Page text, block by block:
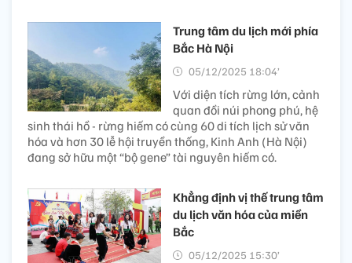
Trung tâm du lịch mới phía
Bắc Hà Nội
05/12/2025 18:04’
Với diện tích rừng lớn, cảnh
quan đồi núi phong phú, hệ
sinh thái hồ - rừng hiếm có cùng 60 di tích lịch sử văn
hóa và hơn 30 lễ hội truyền thống, Kinh Anh (Hà Nội)
đang sở hữu một “bộ gene” tài nguyên hiếm có.
Khẳng định vị thế trung tâm
du lịch văn hóa của miền
Bắc
05/12/2025 15:30’